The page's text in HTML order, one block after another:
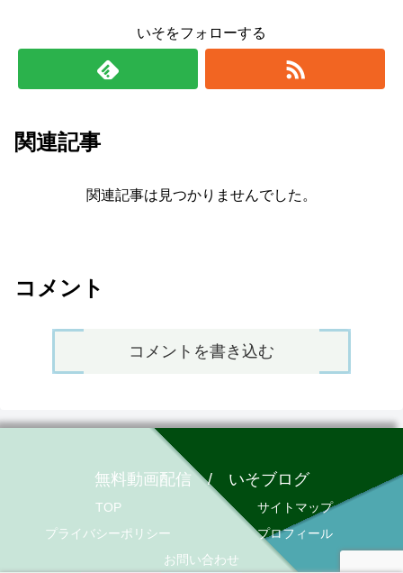
いそをフォローする
関連記事
関連記事は見つかりませんでした。
コメント
コメントを書き込む
無料動画配信 / いそブログ
TOP
サイトマップ
プライバシーポリシー
プロフィール
お問い合わせ